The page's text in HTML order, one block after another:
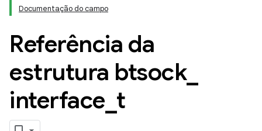
Documentação do campo
Referência da
estrutura btsock_
interface t